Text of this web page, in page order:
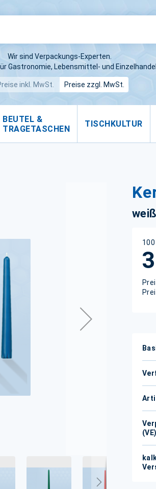
Wir sind Verpackungs-Experten.
Gastronomie, Lebensmittel- und Einzelhandel.
inkl. MwSt. Preise zzgl. MwSt.
BEUTEL &
TRAGETASCHEN
TISCHKULTUR
weiß
100
(VE)